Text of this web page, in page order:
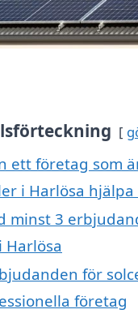
ett företag som
i Harlösa
minst 3
Harlösa
för
företag